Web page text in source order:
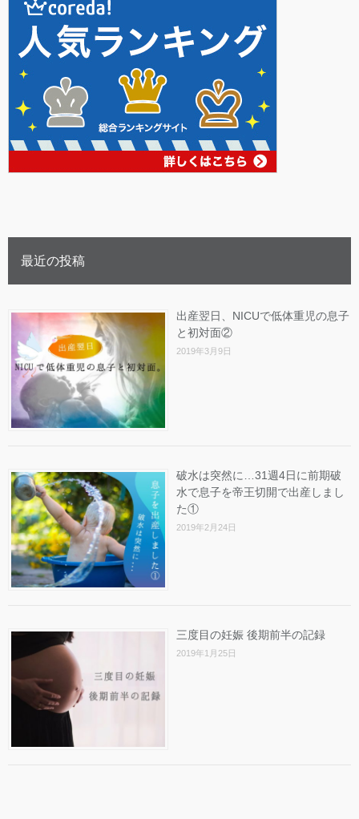
最近の投稿
出産翌日、NICUで低体重児の息子
と初対面②
2019年3月9日
破水は突然に…31週4日に前期破
水で息子を帝王切開で出産しまし
た①
2019年2月24日
三度目の妊娠 後期前半の記録
2019年1月25日